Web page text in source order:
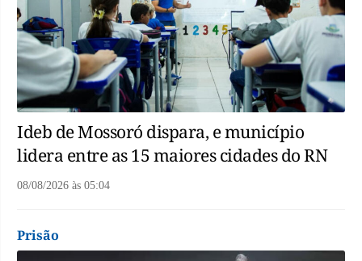
Ideb de Mossoró dispara, e município
lidera entre as 15 maiores cidades do RN
08/08/2026 às 05:04
Prisão